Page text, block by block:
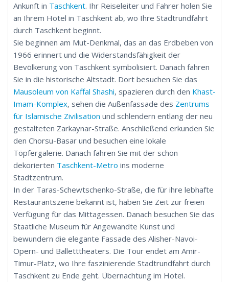
und das Gur-Emir-Mausoleum. Diese Tour verspricht eine
reichhaltige Mischung aus Geschichte, Kultur und
atemberaubender Architektur in den berühmtesten Städten
Usbekistans.
Ankunft in Taschkent. Ihr Reiseleiter und Fahrer holen Sie
an Ihrem Hotel in Taschkent ab, wo Ihre Stadtrundfahrt
durch Taschkent beginnt.
Sie beginnen am Mut-Denkmal, das an das Erdbeben von
1966 erinnert und die Widerstandsfähigkeit der
Bevölkerung von Taschkent symbolisiert. Danach fahren
Sie in die historische Altstadt. Dort besuchen Sie das
Mausoleum von Kaffal Shashi, spazieren durch den Khast-
Imam-Komplex, sehen die Außenfassade des Zentrums
für Islamische Zivilisation und schlendern entlang der neu
gestalteten Zarkaynar-Straße. Anschließend erkunden Sie
den Chorsu-Basar und besuchen eine lokale
Töpfergalerie. Danach fahren Sie mit der schön
dekorierten Taschkent-Metro ins moderne
Stadtzentrum.
In der Taras-Schewtschenko-Straße, die für ihre lebhafte
Restaurantszene bekannt ist, haben Sie Zeit zur freien
Verfügung für das Mittagessen. Danach besuchen Sie das
Staatliche Museum für Angewandte Kunst und
bewundern die elegante Fassade des Alisher-Navoi-
Opern- und Balletttheaters. Die Tour endet am Amir-
Timur-Platz, wo Ihre faszinierende Stadtrundfahrt durch
Taschkent zu Ende geht. Übernachtung im Hotel.